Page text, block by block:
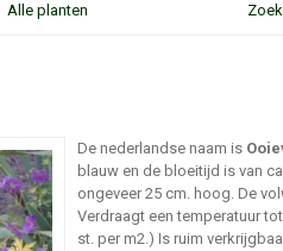
Alle planten
De nederlandse naam is
blauw en de bloeitijd is van
ongeveer 25 cm. hoog. De
Verdraagt een temperatuur
st. per m2.) Is ruim